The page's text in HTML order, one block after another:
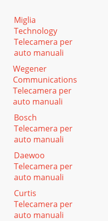
Miglia
Technology
Telecamera per
auto manuali
Wegener
Communications
Telecamera per
auto manuali
Bosch
Telecamera per
auto manuali
Daewoo
Telecamera per
auto manuali
Curtis
Telecamera per
auto manuali